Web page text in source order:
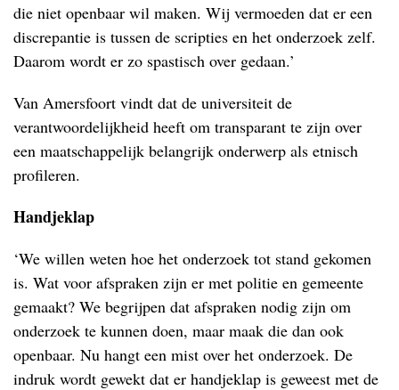
die niet openbaar wil maken. Wij vermoeden dat er een
discrepantie is tussen de scripties en het onderzoek zelf.
Daarom wordt er zo spastisch over gedaan.’
Van Amersfoort vindt dat de universiteit de
verantwoordelijkheid heeft om transparant te zijn over
een maatschappelijk belangrijk onderwerp als etnisch
profileren.
Handjeklap
‘We willen weten hoe het onderzoek tot stand gekomen
is. Wat voor afspraken zijn er met politie en gemeente
gemaakt? We begrijpen dat afspraken nodig zijn om
onderzoek te kunnen doen, maar maak die dan ook
openbaar. Nu hangt een mist over het onderzoek. De
indruk wordt gewekt dat er handjeklap is geweest met de